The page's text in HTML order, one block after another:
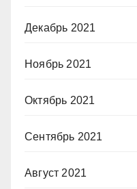
Декабрь 2021
Ноябрь 2021
Октябрь 2021
Сентябрь 2021
Август 2021